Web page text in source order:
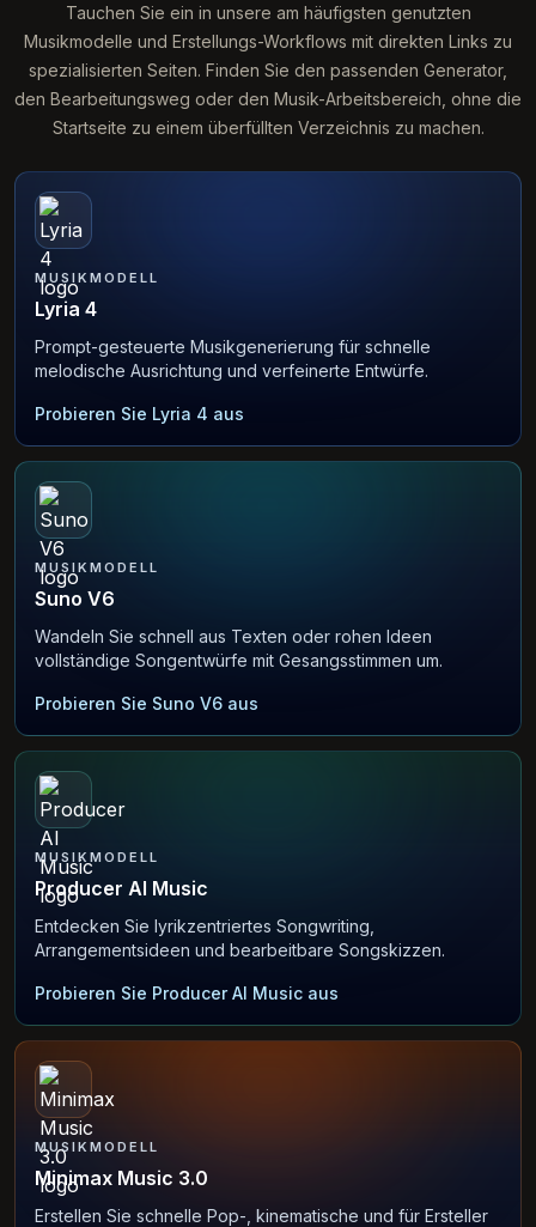
Tauchen Sie ein in unsere am häufigsten genutzten
Musikmodelle und Erstellungs-Workflows mit direkten Links zu
spezialisierten Seiten. Finden Sie den passenden Generator,
den Bearbeitungsweg oder den Musik-Arbeitsbereich, ohne die
Startseite zu einem überfüllten Verzeichnis zu machen.
MUSIKMODELL
Lyria 4
Prompt-gesteuerte Musikgenerierung für schnelle
melodische Ausrichtung und verfeinerte Entwürfe.
Probieren Sie Lyria 4 aus
MUSIKMODELL
Suno V6
Wandeln Sie schnell aus Texten oder rohen Ideen
vollständige Songentwürfe mit Gesangsstimmen um.
Probieren Sie Suno V6 aus
MUSIKMODELL
Producer AI Music
Entdecken Sie lyrikzentriertes Songwriting,
Arrangementsideen und bearbeitbare Songskizzen.
Probieren Sie Producer AI Music aus
MUSIKMODELL
Minimax Music 3.0
Erstellen Sie schnelle Pop-, kinematische und für Ersteller